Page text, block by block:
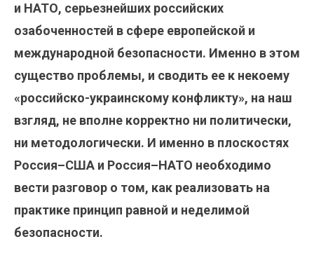
и НАТО, серьезнейших российских
озабоченностей в сфере европейской и
международной безопасности. Именно в этом
существо проблемы, и сводить ее к некоему
«российско-украинскому конфликту», на наш
взгляд, не вполне корректно ни политически,
ни методологически. И именно в плоскостях
Россия–США и Россия–НАТО необходимо
вести разговор о том, как реализовать на
практике принцип равной и неделимой
безопасности.